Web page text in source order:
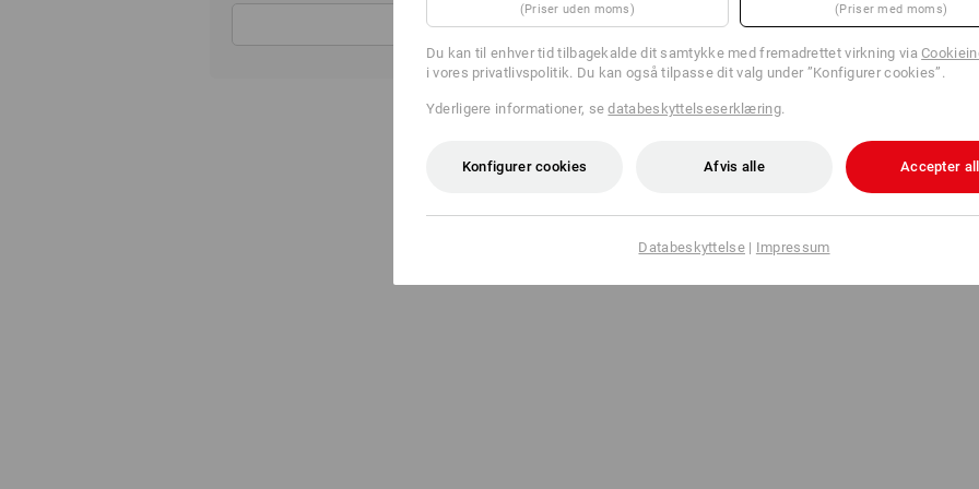
Afsend
(Priser uden moms) (Priser med moms)
Du kan til enhver tid tilbagekalde dit samtykke med fremadrettet virkning via
i vores privatlivspolitik. Du kan også tilpasse dit valg under ”Konfigurer cookies”.
Yderligere informationer, sedatabeskyttelseserklæring.
Konfigurer cookies Afvis alle Accepter
Databeskyttelse| Impressum